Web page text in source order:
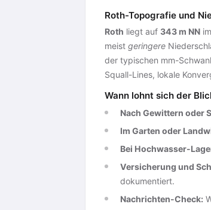
Roth-Topografie und
Roth liegt auf 343 m NN
meist geringere
der typischen mm-
Squall-Lines, lokale
Wann lohnt sich der
Nach Gewittern oder
Im Garten oder
Bei Hochwasser-
Versicherung und
dokumentiert.
Nachrichten-Check: